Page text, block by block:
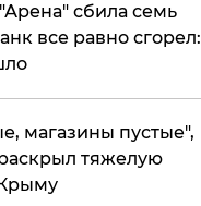
сбила семь
все равно сгорел:
магазины пустые",
тяжелую